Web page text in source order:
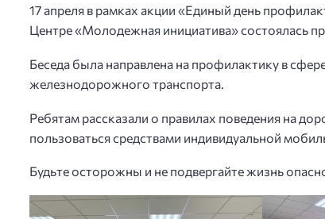
17 апреля в рамках акции «Единый день
Центре «Молодежная инициатива» состоялась
Беседа была направлена на профилактику в
железнодорожного транспорта.
Ребятам рассказали о правилах поведения на
пользоваться средствами индивидуальной
Будьте осторожны и не подвергайте жизнь